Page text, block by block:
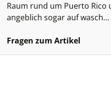
Raum rund um Puerto
angeblich sogar auf wasch…
Fragen zum Artikel